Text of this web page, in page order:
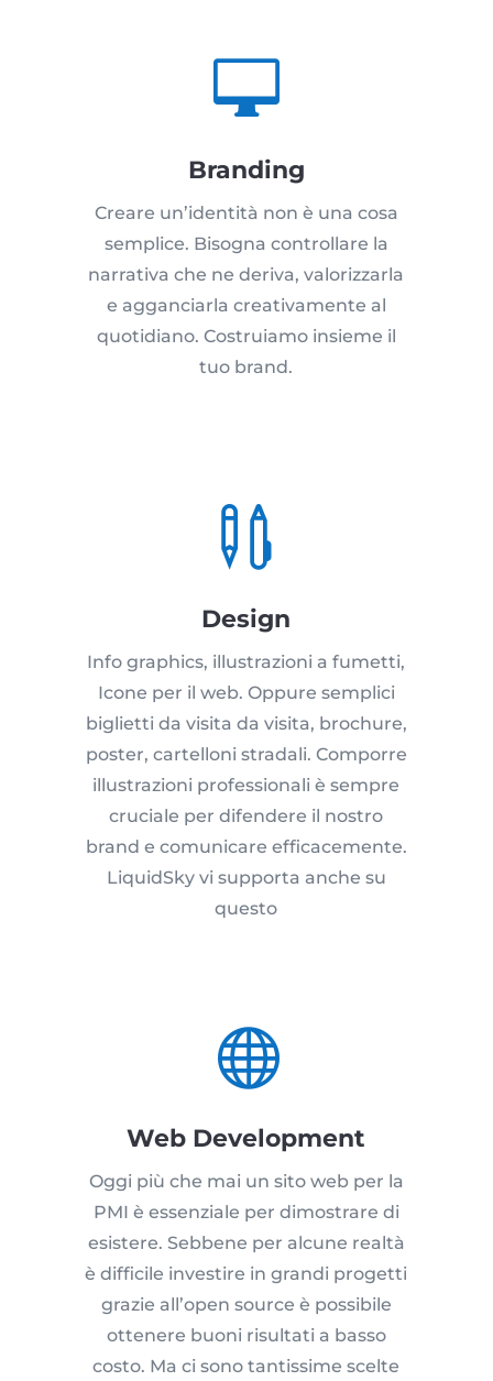

Branding
Creare un’identità non è una cosa
semplice. Bisogna controllare la
narrativa che ne deriva, valorizzarla
e agganciarla creativamente al
quotidiano. Costruiamo insieme il
tuo brand.

Design
Info graphics, illustrazioni a fumetti,
Icone per il web. Oppure semplici
biglietti da visita da visita, brochure,
poster, cartelloni stradali. Comporre
illustrazioni professionali è sempre
cruciale per difendere il nostro
brand e comunicare efficacemente.
LiquidSky vi supporta anche su
questo

Web Development
Oggi più che mai un sito web per la
PMI è essenziale per dimostrare di
esistere. Sebbene per alcune realtà
è difficile investire in grandi progetti
grazie all’open source è possibile
ottenere buoni risultati a basso
costo. Ma ci sono tantissime scelte